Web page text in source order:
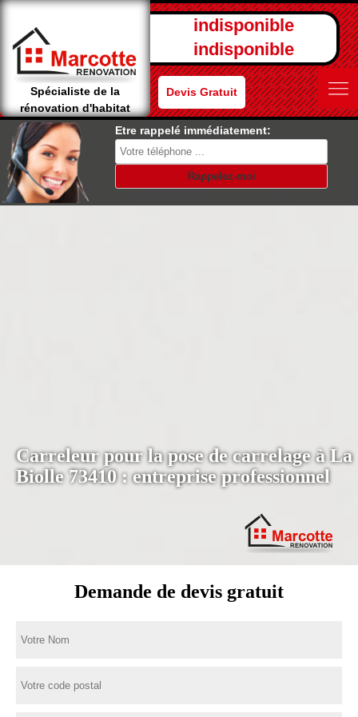
Spécialiste de la
rénovation d'habitat
indisponible
indisponible
Devis Gratuit
Etre rappelé immédiatement:
Carreleur pour la pose de carrelage à La
Biolle 73410 : entreprise professionnel
Demande de devis gratuit